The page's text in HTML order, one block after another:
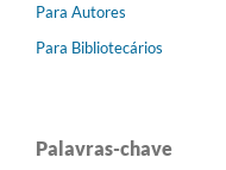
Para Autores
Para Bibliotecários
Palavras-chave